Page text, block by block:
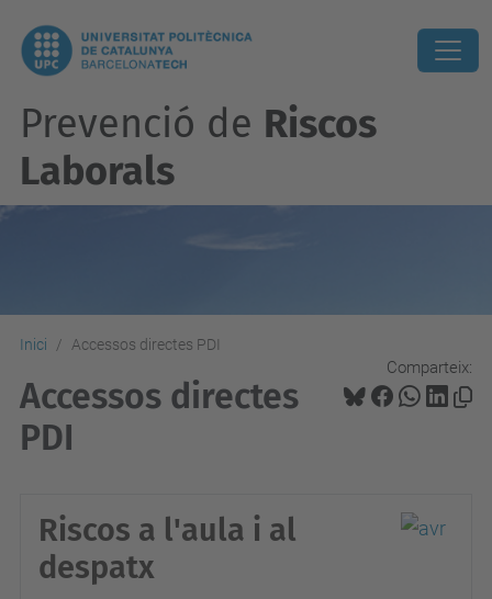
Prevenció de Riscos
Laborals
Inici Accessos directes PDI
Comparteix:
Accessos directes
PDI
Riscos a l'aula i al
despatx